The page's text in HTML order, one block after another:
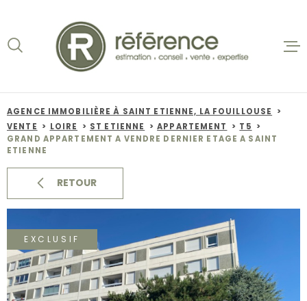
la
recherche
menu
principal
contenu
ACCUEIL
VENTES
BIENS
NOS
ALERTE
AGENCE IMMOBILIÈRE À SAINT ETIENNE, LA FOUILLOUSE
VENTE
LOIRE ST ETIENNE APPARTEMENT
T5
GRAND APPARTEMENT A VENDRE DERNIER ETAGE A SAINT
ETIENNE
RETOUR
EXCLUSIF